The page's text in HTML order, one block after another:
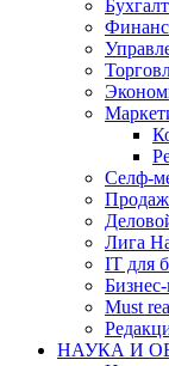
Селф-
Лига
IT для
Must
НАУКА И